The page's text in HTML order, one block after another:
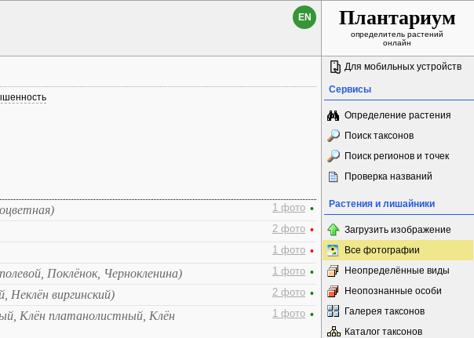
EN Плантариум
определитель растений
онлайн
1 фото •
2 фото •
1 фото •
Поклёнок, Чернокленина) 1 фото •
Неклён виргинский) 2 фото •
Клён платанолистный, Клён
1 фото •
Для мобильных устройств
Сервисы
Определение растения
Поиск таксонов
Поиск регионов и точек
Проверка названий
Растения и лишайники
Загрузить изображение
Все фотографии
Неопределённые виды
Неопознанные особи
Галерея таксонов
Каталог таксонов